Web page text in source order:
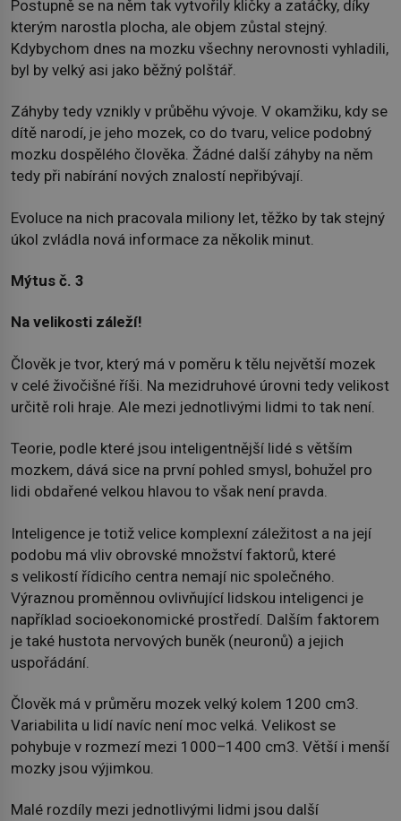
Postupně se na něm tak vytvořily kličky a zatáčky, díky
kterým narostla plocha, ale objem zůstal stejný.
Kdybychom dnes na mozku všechny nerovnosti vyhladili,
byl by velký asi jako běžný polštář.
Záhyby tedy vznikly v průběhu vývoje. V okamžiku, kdy se
dítě narodí, je jeho mozek, co do tvaru, velice podobný
mozku dospělého člověka. Žádné další záhyby na něm
tedy při nabírání nových znalostí nepřibývají.
Evoluce na nich pracovala miliony let, těžko by tak stejný
úkol zvládla nová informace za několik minut.
Mýtus č. 3
Na velikosti záleží!
Člověk je tvor, který má v poměru k tělu největší mozek
v celé živočišné říši. Na mezidruhové úrovni tedy velikost
určitě roli hraje. Ale mezi jednotlivými lidmi to tak není.
Teorie, podle které jsou inteligentnější lidé s větším
mozkem, dává sice na první pohled smysl, bohužel pro
lidi obdařené velkou hlavou to však není pravda.
Inteligence je totiž velice komplexní záležitost a na její
podobu má vliv obrovské množství faktorů, které
s velikostí řídicího centra nemají nic společného.
Výraznou proměnnou ovlivňující lidskou inteligenci je
například socioekonomické prostředí. Dalším faktorem
je také hustota nervových buněk (neuronů) a jejich
uspořádání.
Člověk má v průměru mozek velký kolem 1200 cm3.
Variabilita u lidí navíc není moc velká. Velikost se
pohybuje v rozmezí mezi 1000–1400 cm3. Větší i menší
mozky jsou výjimkou.
Malé rozdíly mezi jednotlivými lidmi jsou další